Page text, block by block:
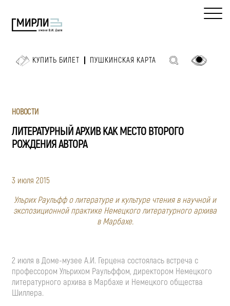
КУПИТЬ БИЛЕТ ПУШКИНСКАЯ КАРТА
НОВОСТИ
ЛИТЕРАТУРНЫЙ АРХИВ КАК МЕСТО ВТОРОГО
РОЖДЕНИЯ АВТОРА
3 июля 2015
Ульрих Раульфф о литературе и культуре чтения в научной и
экспозиционной практике Немецкого литературного архива
в Марбахе.
2 июля в Доме-музее А.И. Герцена состоялась встреча с
профессором Ульрихом Раульффом, директором Немецкого
литературного архива в Марбахе и Немецкого общества
Шиллера.